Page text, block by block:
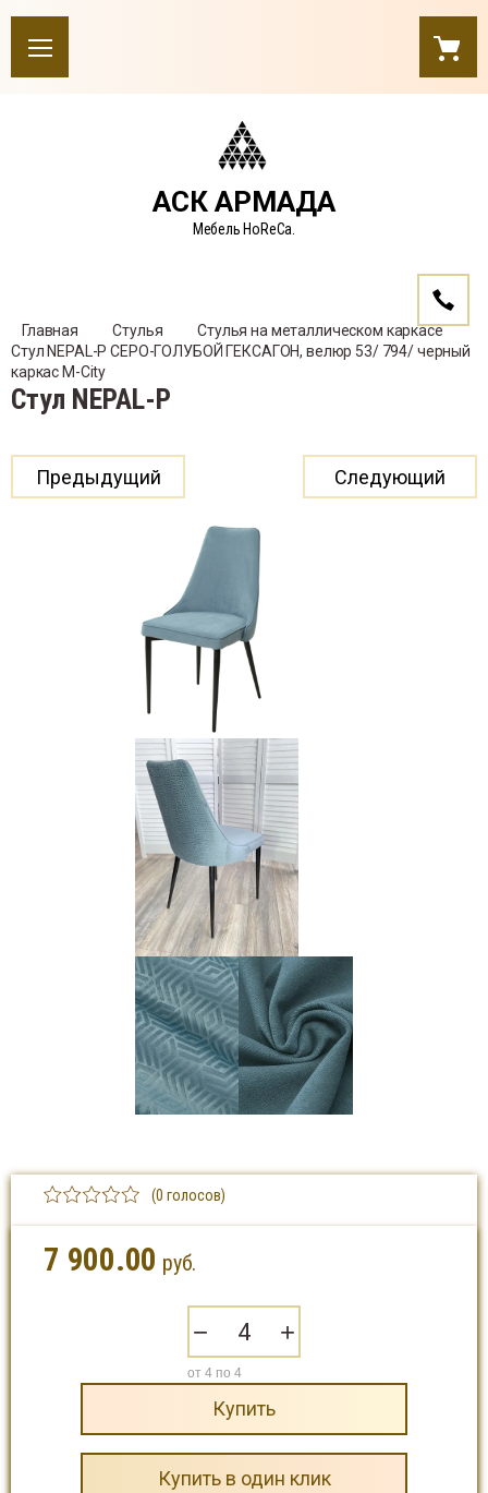
АСК АРМАДА
Мебель HoReCa.
Главная Стулья
Стулья на металлическом каркасе
Стул NEPAL-P СЕРО-ГОЛУБОЙ ГЕКСАГОН, велюр 53/ 794/ черный
каркас М-City
Стул NEPAL-P
Предыдущий Следующий
(0 голосов)
7 900.00 руб.
− +
от 4 по 4
Купить
Купить в один клик